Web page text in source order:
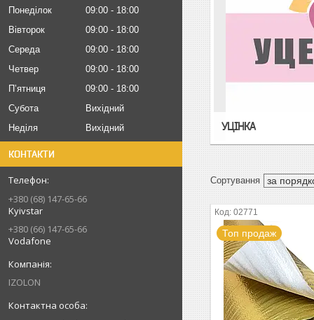
Понеділок 09:00
18:00
Вівторок
09:00
18:00
Середа
09:00
18:00
Четвер
09:00
18:00
Пʼятниця
09:00
18:00
Субота
Вихідний
Неділя
Вихідний
КОНТАКТИ
+380 (68) 147-65-66
Kyivstar
+380 (66) 147-65-66
Vodafone
IZOLON
УЦІНКА
02771
Топ продаж